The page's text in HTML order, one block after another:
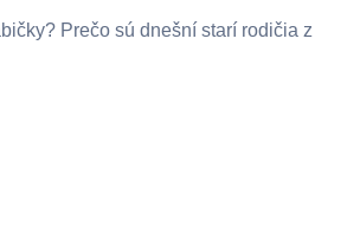
Prečo sú dnešní starí rodičia z